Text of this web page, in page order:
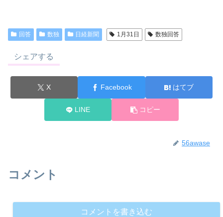
回答 数独 日経新聞 1月31日 数独回答
シェアする
X Facebook はてブ
LINE コピー
56awase
コメント
コメントを書き込む